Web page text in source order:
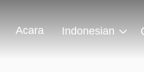
Acara Indonesian